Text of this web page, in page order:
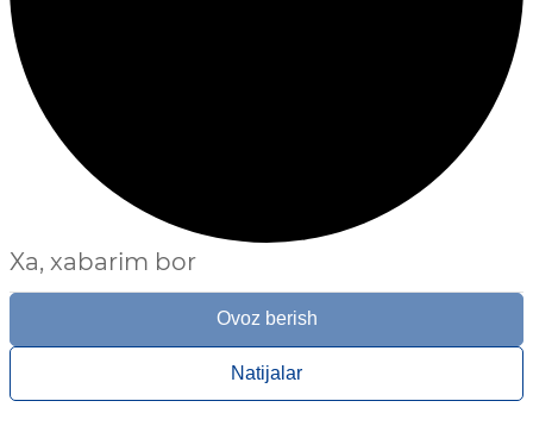
Xa, xabarim bor
Ovoz berish
Natijalar